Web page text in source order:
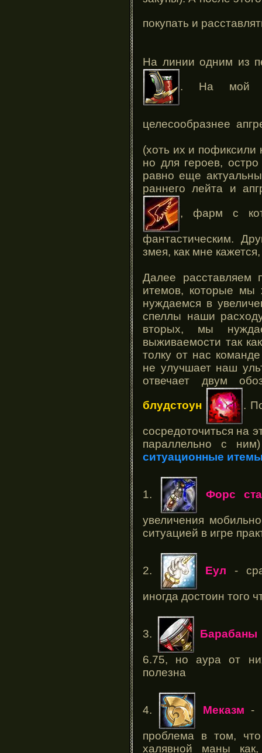
покупать и
На линии одним из
. На мой
целесообразнее
(хоть их и
но для героев,
равно еще
раннего лейта и
, фарм с
фантастическим.
змея, как мне
Далее расставляем
итемов, которые мы
нуждаемся в
спеллы наши
вторых, мы
выживаемости так
толку от нас
не улучшает наш
отвечает двум
блудстоун .
сосредоточиться на
параллельно с
ситуационные
1. Форс
увеличения
ситуацией в игре
2. Еул -
иногда достоин того
3. Барабаны
6.75, но аура от
полезна
4. Меказм -
проблема в том,
халявной маны